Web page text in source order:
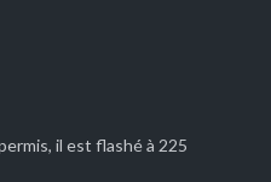
il est flashé à 225